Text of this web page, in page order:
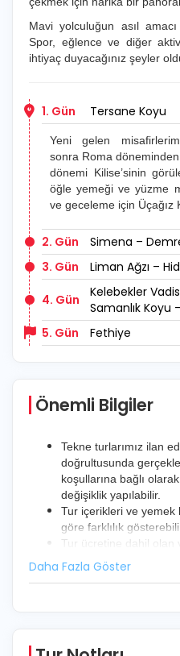
Mavi yolculuğun asıl
Spor, eğlence ve diğer
ihtiyaç duyacağınız şeyler
1. Gün Tersane Koyu
Yeni gelen
sonra Roma
dönemi Kilise’sinin
öğle yemeği ve yüzme
ve geceleme için Üçağız
2. Gün
Simena –
3. Gün
Liman Ağzı –
4. Gün
Kelebekler
Samanlık Koyu
5. Gün
Fethiye
Önemli Bilgiler
Tekne turlarımız ilan
doğrultusunda
koşullarına bağlı
değişiklik yapılabilir.
Tur içerikleri ve yemek
göre farklılık
Tur ücretine dahil olan
program detayında
Kabin yerleşimleri